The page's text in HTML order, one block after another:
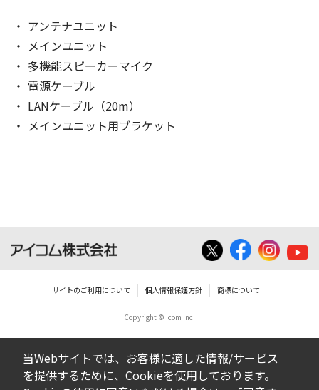
アンテナユニット
メインユニット
多機能スピーカーマイク
電源ケーブル
LANケーブル（20m）
メインユニット用ブラケット
サイトのご利用について 個人情報保護方針 商標について
Copyright © Icom Inc.
当Webサイトでは、お客様に適した情報/サービス
を提供するために、Cookieを使用しております。